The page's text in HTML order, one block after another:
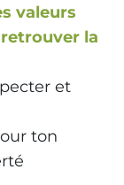
valeurs
retrouver la
et
ton